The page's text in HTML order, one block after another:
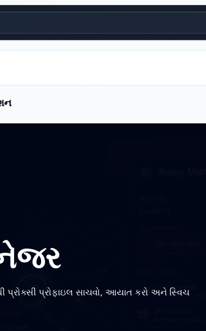
પ્રોક્સી પ્રોફાઇલ સાચવો, આયાત કરો અને સ્વિચ